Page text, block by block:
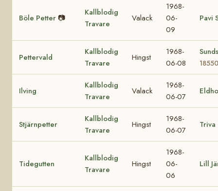
Böle Petter 📷
Kallblodig
Travare
Valack
1968-
06-
09
Pavi
Pettervald
Kallblodig
Travare
Hingst
1968-
06-08
18550
Ilving
Kallblodig
Travare
Valack
1968-
06-07
Stjärnpetter
Kallblodig
Travare
Hingst
1968-
06-07
Triva
Tidegutten
Kallblodig
Travare
Hingst
1968-
06-
06
Lill